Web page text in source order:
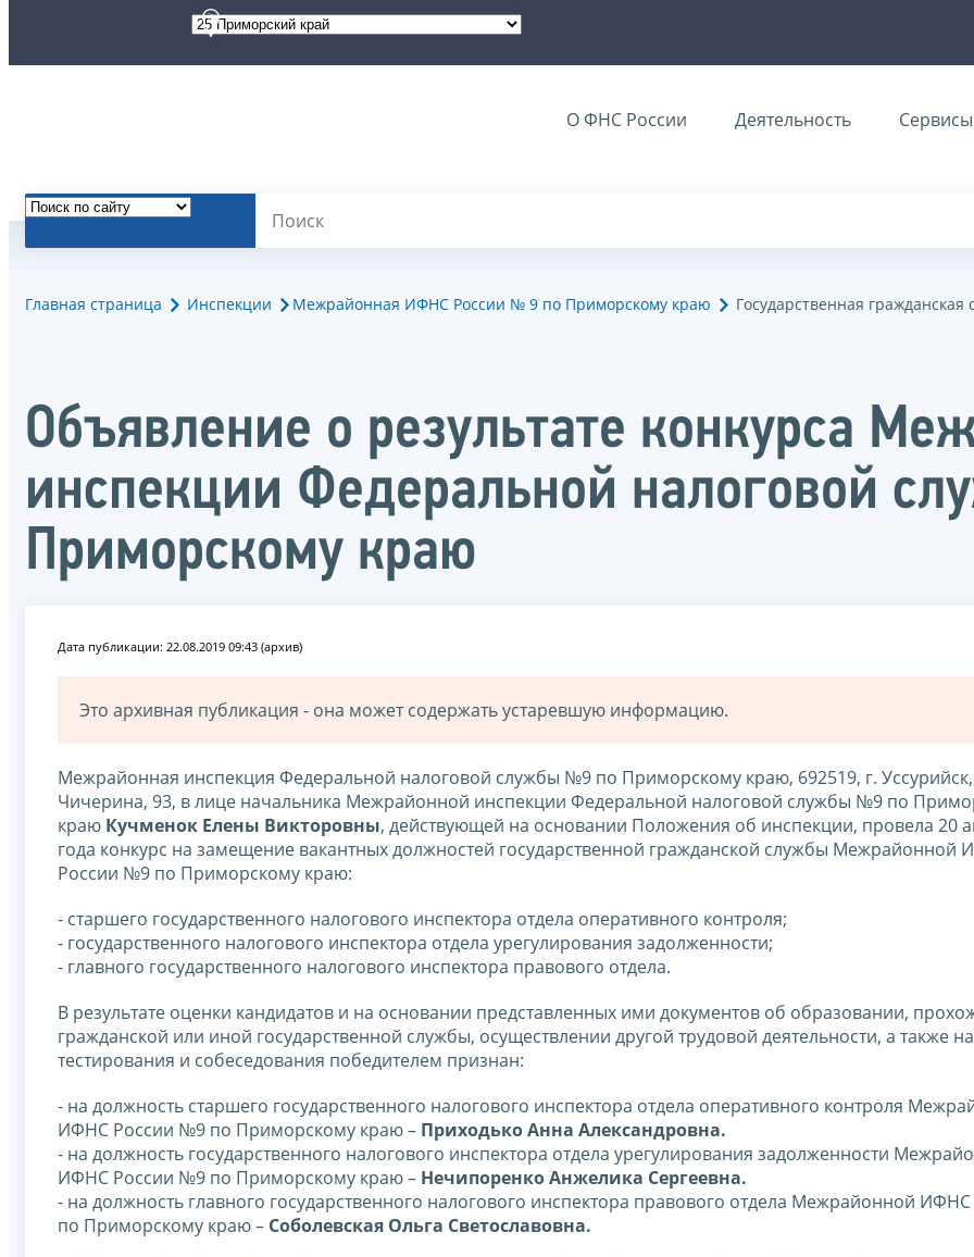
О ФНС России Деятельность Сервисы
Главная страница Инспекции Межрайонная ИФНС России № 9 по Приморскому краю Государственная
Объявление о результате конкурса
инспекции Федеральной налоговой
Приморскому краю
Дата публикации: 22.08.2019 09:43 (архив)
Это архивная публикация - она может содержать устаревшую информацию.
Межрайонная инспекция Федеральной налоговой службы №9 по Приморскому краю, 692519, г. Уссурийск,
Чичерина, 93, в лице начальника Межрайонной инспекции Федеральной налоговой службы №9 по
краю Кучменок Елены Викторовны, действующей на основании Положения об инспекции, провела 20
года конкурс на замещение вакантных должностей государственной гражданской службы Межрайонной
России №9 по Приморскому краю:
- старшего государственного налогового инспектора отдела оперативного контроля;
- государственного налогового инспектора отдела урегулирования задолженности;
- главного государственного налогового инспектора правового отдела.
В результате оценки кандидатов и на основании представленных ими документов об образовании,
гражданской или иной государственной службы, осуществлении другой трудовой деятельности, а также
тестирования и собеседования победителем признан:
- на должность старшего государственного налогового инспектора отдела оперативного контроля
ИФНС России №9 по Приморскому краю – Приходько Анна Александровна.
- на должность государственного налогового инспектора отдела урегулирования задолженности
ИФНС России №9 по Приморскому краю – Нечипоренко Анжелика Сергеевна.
- на должность главного государственного налогового инспектора правового отдела Межрайонной
по Приморскому краю – Соболевская Ольга Светославовна.